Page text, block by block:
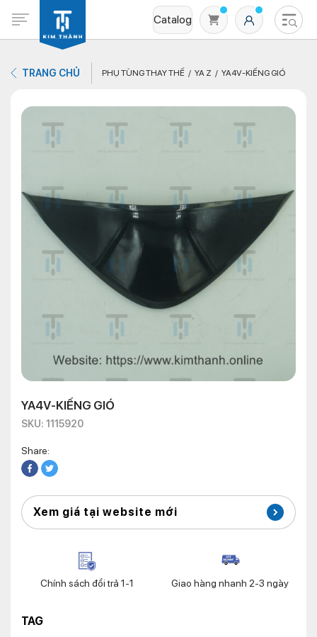
Catalog
Không có sản phẩm nào trong giỏ hàng
TRANG CHỦ PHỤ TÙNG THAY THẾ YA Z YA4V-KIẾNG GIÓ
YA4V-KIẾNG GIÓ
SKU: 1115920
Share:
Xem giá tại website mới
Chính sách đổi trả 1-1 Giao hàng nhanh 2-3 ngày
TAG